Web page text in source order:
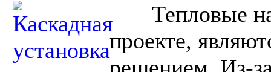
Тепловые
проекте,